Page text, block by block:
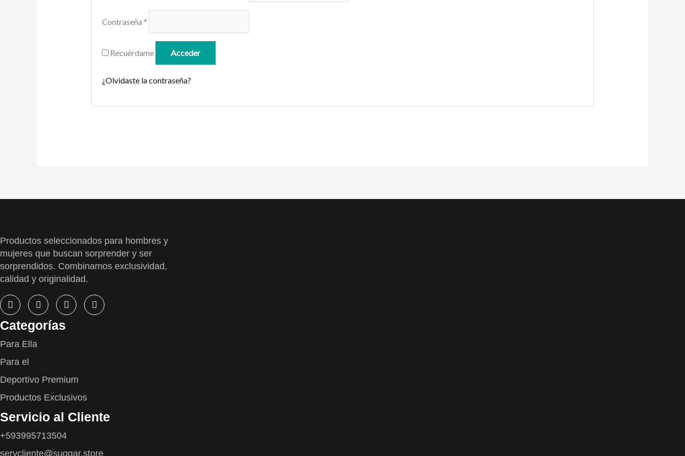
Contraseña *
Recuérdame Acceder
¿Olvidaste la contraseña?
Productos seleccionados para hombres y
mujeres que buscan sorprender y ser
sorprendidos. Combinamos exclusividad,
calidad y originalidad.
Categorías
Para Ella
Para el
Deportivo Premium
Productos Exclusivos
Servicio al Cliente
+593995713504
servcliente@suggar.store